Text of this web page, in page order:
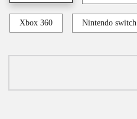
Xbox 360 Nintendo switch